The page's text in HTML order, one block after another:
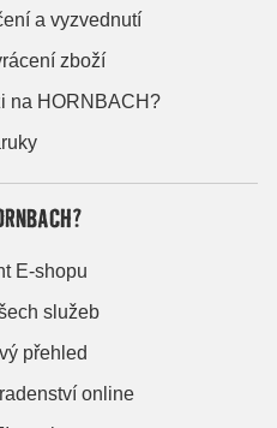
a vyzvednutí
zboží
na HORNBACH?
E-shopu
služeb
přehled
online